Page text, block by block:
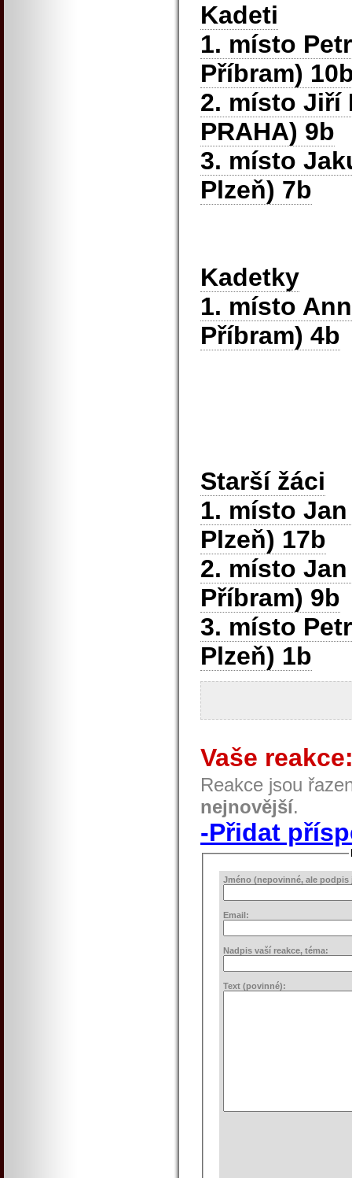
Kadeti
1. místo
Příbram)
2. místo Jiří
PRAHA) 9b
3. místo
Plzeň) 7b
Kadetky
1. místo
Příbram) 4b
Starší žáci
1. místo
Plzeň) 17b
2. místo
Příbram) 9b
3. místo
Plzeň) 1b
Vaše
Reakce jsou
nejnovější.
-Přidat
Jméno (nepovinné, ale podpis
Email:
Nadpis vaší reakce, téma:
Text (povinné):